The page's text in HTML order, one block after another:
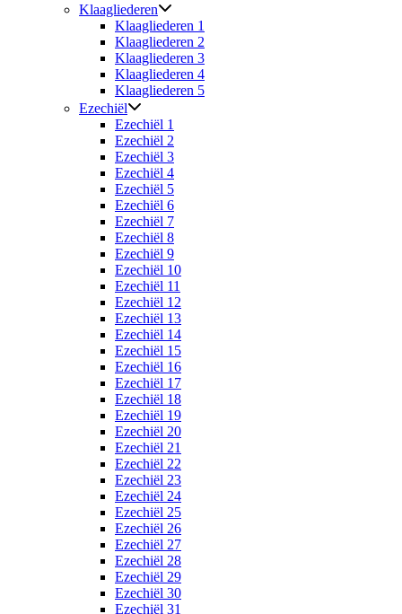
Klaagliederen
Klaagliederen 1
Klaagliederen 2
Klaagliederen 3
Klaagliederen 4
Klaagliederen 5
Ezechiël
Ezechiël 1
Ezechiël 2
Ezechiël 3
Ezechiël 4
Ezechiël 5
Ezechiël 6
Ezechiël 7
Ezechiël 8
Ezechiël 9
Ezechiël 10
Ezechiël 11
Ezechiël 12
Ezechiël 13
Ezechiël 14
Ezechiël 15
Ezechiël 16
Ezechiël 17
Ezechiël 18
Ezechiël 19
Ezechiël 20
Ezechiël 21
Ezechiël 22
Ezechiël 23
Ezechiël 24
Ezechiël 25
Ezechiël 26
Ezechiël 27
Ezechiël 28
Ezechiël 29
Ezechiël 30
Ezechiël 31